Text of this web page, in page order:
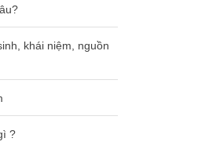
khái niệm, nguồn
?